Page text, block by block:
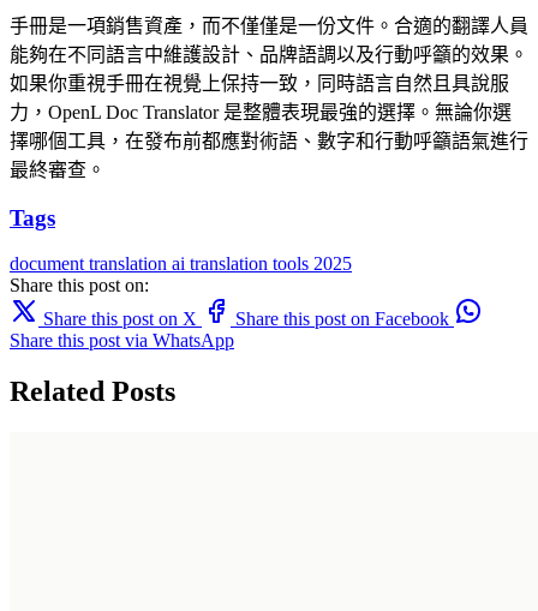
手冊是一項銷售資產，而不僅僅是一份文件。合適的翻譯人員
能夠在不同語言中維護設計、品牌語調以及行動呼籲的效果。
如果你重視手冊在視覺上保持一致，同時語言自然且具說服
力，OpenL Doc Translator 是整體表現最強的選擇。無論你選
擇哪個工具，在發布前都應對術語、數字和行動呼籲語氣進行
最終審查。
Tags
document translation ai translation tools 2025
Share this post on:
Share this post on X
Share this post on Facebook
Share this post via WhatsApp
Related Posts